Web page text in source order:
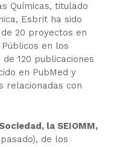
Químicas, titulado
Esbrit ha sido
20 proyectos en
en los
120 publicaciones
en PubMed y
relacionadas con
la SEIOMM,
de los